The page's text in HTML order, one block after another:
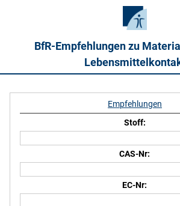
BfR-Empfehlungen zu
Empfehlungen
Stoff:
CAS-Nr:
EC-Nr: